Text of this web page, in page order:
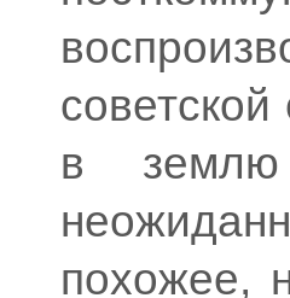
в землю
похожее,